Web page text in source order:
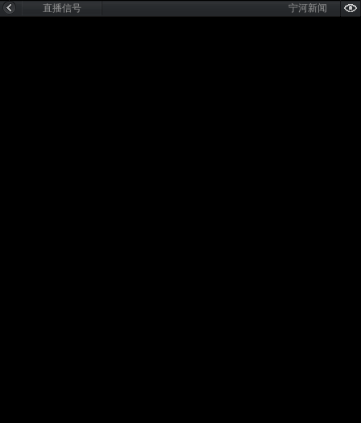
直播信号 宁河新闻